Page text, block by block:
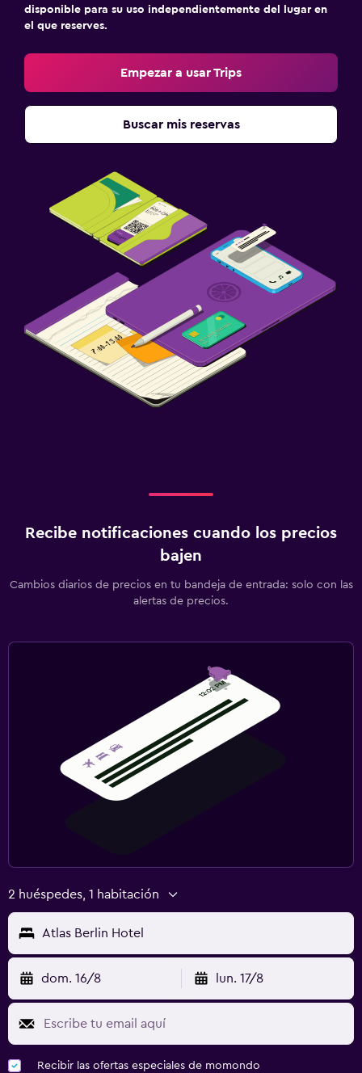
disponible para su uso independientemente del lugar en
el que reserves.
Empezar a usar Trips
Buscar mis reservas
Recibe notificaciones cuando los precios
bajen
Cambios diarios de precios en tu bandeja de entrada: solo con las
alertas de precios.
2 huéspedes, 1 habitación
Atlas Berlin Hotel
dom. 16/8 lun. 17/8
Recibir las ofertas especiales de momondo